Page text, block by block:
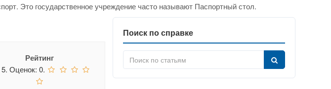
Это государственное учреждение часто называют Паспортный стол.
Рейтинг
5. Оценок: 0.
Поиск по справке